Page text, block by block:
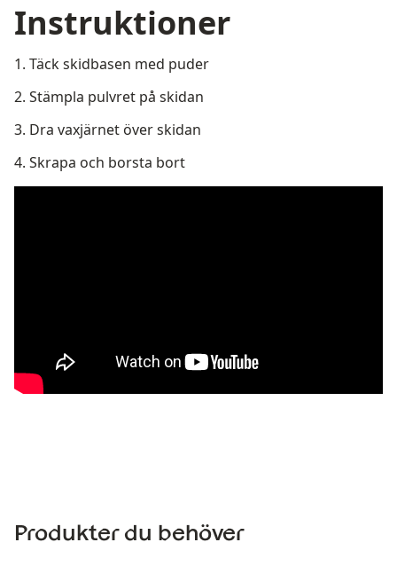
Instruktioner
1. Täck skidbasen med puder
2. Stämpla pulvret på skidan
3. Dra vaxjärnet över skidan
4. Skrapa och borsta bort
Produkter du behöver